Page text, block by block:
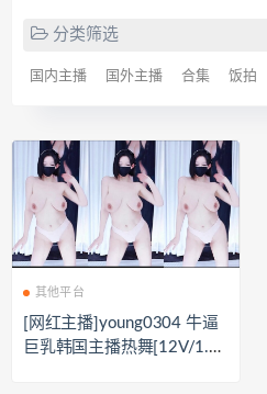
分类筛选
国内主播 国外主播 合集 饭拍
其他平台
[网红主播]young0304 牛逼
巨乳韩国主播热舞[12V/1.26